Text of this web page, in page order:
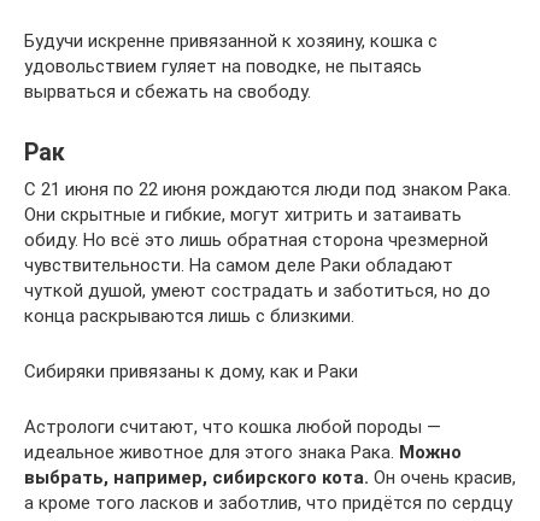
Будучи искренне привязанной к хозяину, кошка с
удовольствием гуляет на поводке, не пытаясь
вырваться и сбежать на свободу.
Рак
С 21 июня по 22 июня рождаются люди под знаком Рака.
Они скрытные и гибкие, могут хитрить и затаивать
обиду. Но всё это лишь обратная сторона чрезмерной
чувствительности. На самом деле Раки обладают
чуткой душой, умеют сострадать и заботиться, но до
конца раскрываются лишь с близкими.
Сибиряки привязаны к дому, как и Раки
Астрологи считают, что кошка любой породы —
идеальное животное для этого знака Рака. Можно
выбрать, например, сибирского кота. Он очень красив,
а кроме того ласков и заботлив, что придётся по сердцу